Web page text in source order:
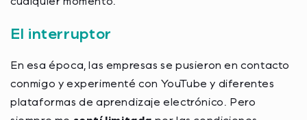
El interruptor
En esa época, las empresas se pusieron en contacto
conmigo y experimenté con YouTube y diferentes
plataformas de aprendizaje electrónico. Pero